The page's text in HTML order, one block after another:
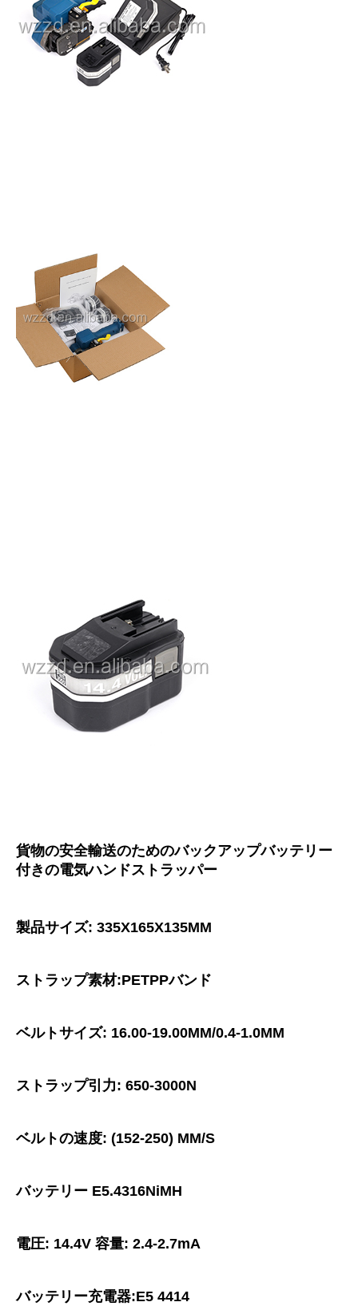
貨物の安全輸送のためのバックアップバッテリー
付きの電気ハンドストラッパー
製品サイズ: 335X165X135MM
ストラップ素材:PETPPバンド
ベルトサイズ: 16.00-19.00MM/0.4-1.0MM
ストラップ引力: 650-3000N
ベルトの速度: (152-250) MM/S
バッテリー E5.4316NiMH
電圧: 14.4V 容量: 2.4-2.7mA
バッテリー充電器:E5 4414